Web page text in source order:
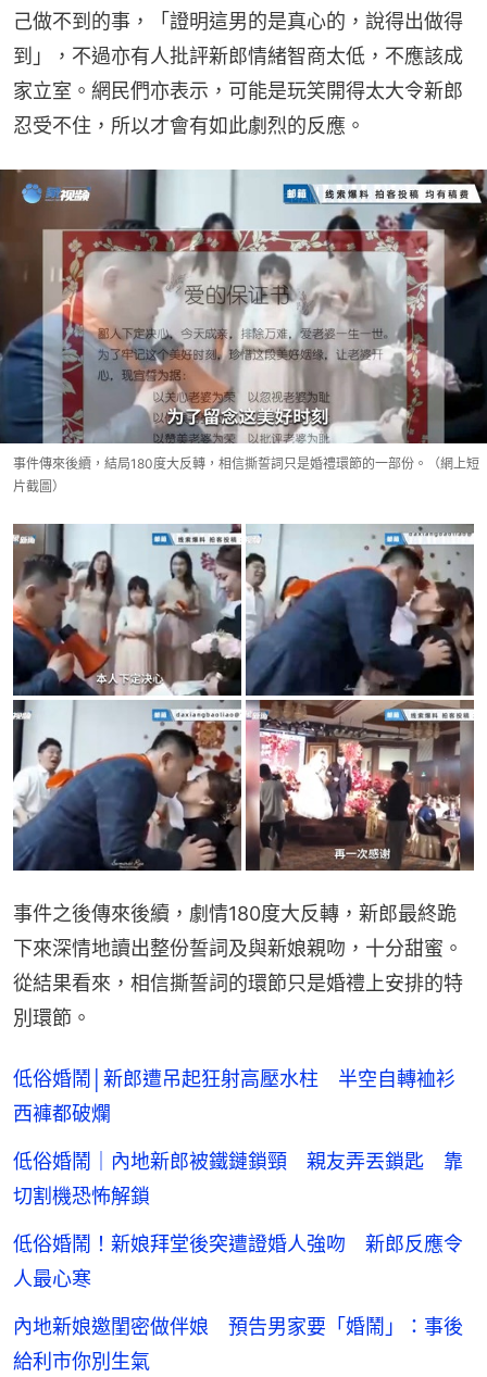
己做不到的事，「證明這男的是真心的，說得出做得
到」，不過亦有人批評新郎情緒智商太低，不應該成
家立室。網民們亦表示，可能是玩笑開得太大令新郎
忍受不住，所以才會有如此劇烈的反應。
事件傳來後續，結局180度大反轉，相信撕誓詞只是婚禮環節的一部份。（網上短
片截圖）
事件之後傳來後續，劇情180度大反轉，新郎最終跪
下來深情地讀出整份誓詞及與新娘親吻，十分甜蜜。
從結果看來，相信撕誓詞的環節只是婚禮上安排的特
別環節。
低俗婚鬧│新郎遭吊起狂射高壓水柱 半空自轉裇衫
西褲都破爛
低俗婚鬧｜內地新郎被鐵鏈鎖頸 親友弄丟鎖匙 靠
切割機恐怖解鎖
低俗婚鬧！新娘拜堂後突遭證婚人強吻 新郎反應令
人最心寒
內地新娘邀閨密做伴娘 預告男家要「婚鬧」：事後
給利市你別生氣